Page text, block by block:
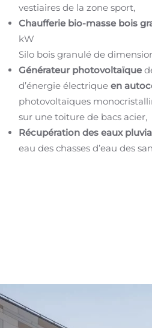
vestiaires de la zone sport,
Chaufferie bio-masse bois
kW
Silo bois granulé de
Générateur photovoltaïque
d’énergie électrique en
photovoltaïques
sur une toiture de bacs acier,
Récupération des eaux
eau des chasses d’eau des